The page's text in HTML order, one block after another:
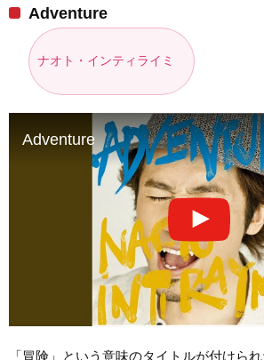
Adventure
ナオト・インティライミ
Adventure
「冒険」という意味のタイトルが付けら